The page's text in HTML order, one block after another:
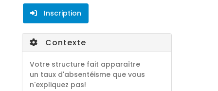
Inscription
Contexte
Votre structure fait apparaître
un taux d'absentéisme que vous
n'expliquez pas!